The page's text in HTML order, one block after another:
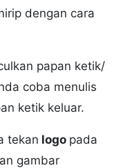
dengan cara
papan ketik/
coba menulis
ketik keluar.
tekan logo pada
gambar